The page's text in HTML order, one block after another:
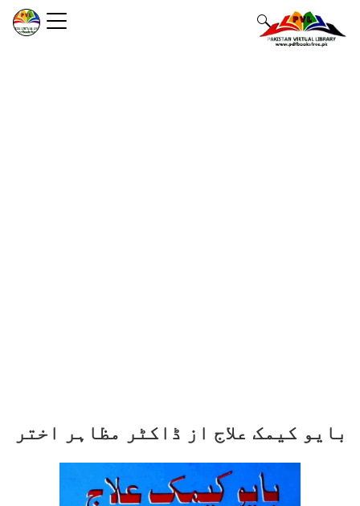
بایو کیمک علاج از ڈاکٹر مظاہر اختر